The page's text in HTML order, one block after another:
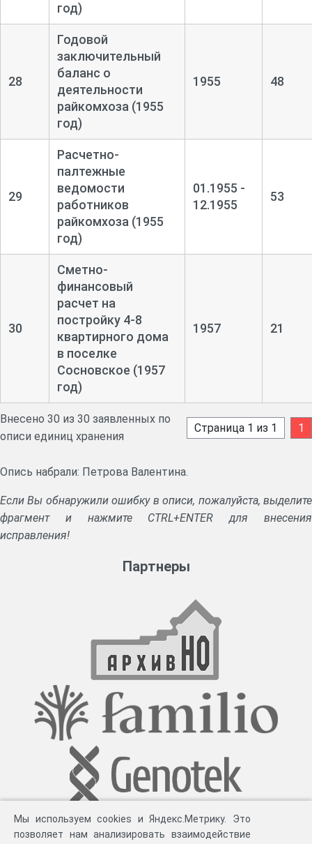
год)
28
Годовой
заключительный
баланс о
деятельности
райкомхоза (1955
год)
1955 48
29
Расчетно-
палтежные
ведомости
работников
райкомхоза (1955
год)
01.1955 -
12.1955
53
30
Сметно-
финансовый
расчет на
постройку 4-8
квартирного дома
в поселке
Сосновское (1957
год)
1957 21
Внесено 30 из 30 заявленных по
описи единиц хранения
Страница 1 из 1 1
Опись набрали: Петрова Валентина.
Если Вы обнаружили ошибку в описи, пожалуйста, выделите
фрагмент и нажмите CTRL+ENTER для внесения
исправления!
Партнеры
Мы используем cookies и Яндекс.Метрику. Это
позволяет нам анализировать взаимодействие